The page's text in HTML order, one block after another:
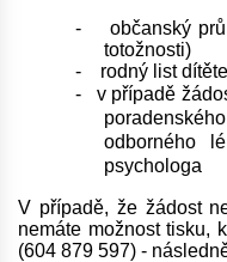
-
občanský
totožnosti)
-
rodný list
-
v případě
odborného
psychologa
V případě, že žádost
nemáte možnost tisku,
(604 879 597) -